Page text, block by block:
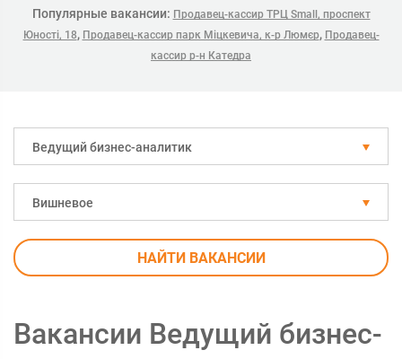
Популярные вакансии: Продавец-кассир ТРЦ Small, проспект
Юності, 18, Продавец-кассир парк Міцкевича, к-р Люмєр, Продавец-
кассир р-н Катедра
Ведущий бизнес-аналитик
Вишневое
НАЙТИ ВАКАНСИИ
Вакансии Ведущий бизнес-